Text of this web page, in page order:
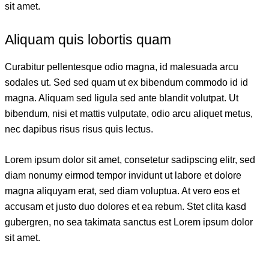
sit amet.
Aliquam quis lobortis quam
Curabitur pellentesque odio magna, id malesuada arcu
sodales ut. Sed sed quam ut ex bibendum commodo id id
magna. Aliquam sed ligula sed ante blandit volutpat. Ut
bibendum, nisi et mattis vulputate, odio arcu aliquet metus,
nec dapibus risus risus quis lectus.
Lorem ipsum dolor sit amet, consetetur sadipscing elitr, sed
diam nonumy eirmod tempor invidunt ut labore et dolore
magna aliquyam erat, sed diam voluptua. At vero eos et
accusam et justo duo dolores et ea rebum. Stet clita kasd
gubergren, no sea takimata sanctus est Lorem ipsum dolor
sit amet.